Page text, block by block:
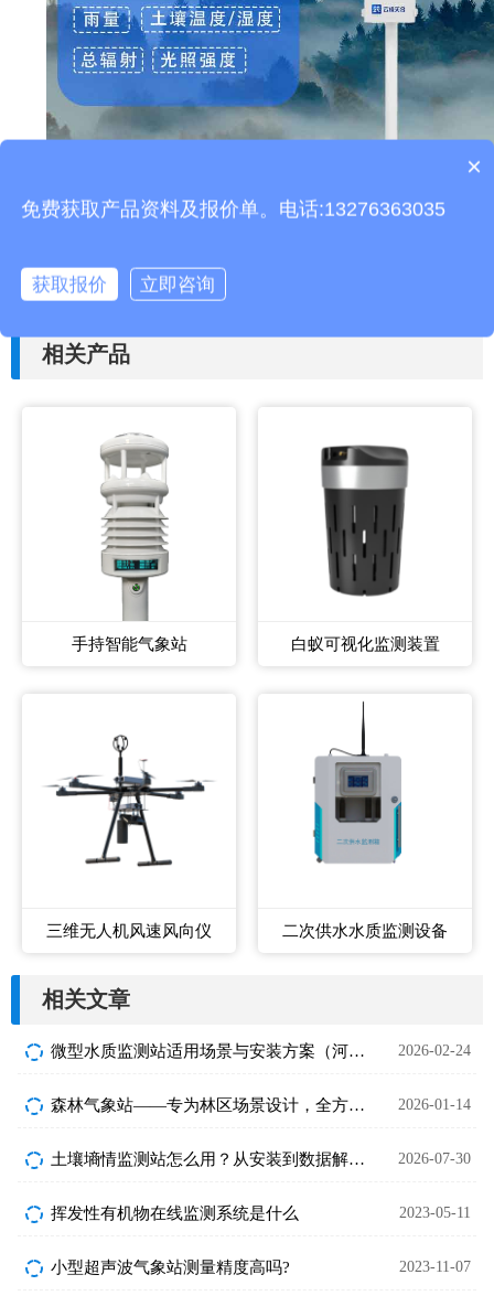
下一篇：超声波气象站一体式的优势有哪些
相关产品
手持智能气象站 白蚁可视化监测装置
三维无人机风速风向仪 二次供水水质监测设备
相关文章
微型水质监测站适用场景与安装方案（河道 / 湖泊 / 池塘） 2026-02-24
森林气象站——专为林区场景设计，全方位监测气象指标 2026-01-14
土壤墒情监测站怎么用？从安装到数据解读的完整操作手册 2026-07-30
挥发性有机物在线监测系统是什么 2023-05-11
小型超声波气象站测量精度高吗? 2023-11-07
产品包含安装吗？
×
免费获取产品资料及报价单。电话:13276363035
获取报价 立即咨询